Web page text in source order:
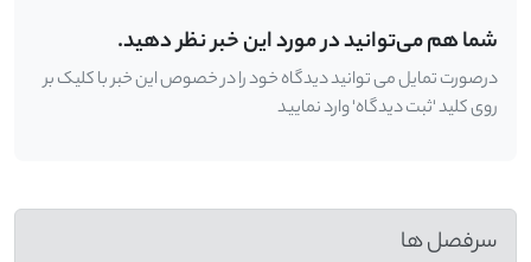
شما هم می‌توانید در مورد این خبر نظر دهید.
درصورت تمایل می توانید دیدگاه خود را در خصوص این خبر با کلیک بر
روی کلید 'ثبت دیدگاه' وارد نمایید
سرفصل ها